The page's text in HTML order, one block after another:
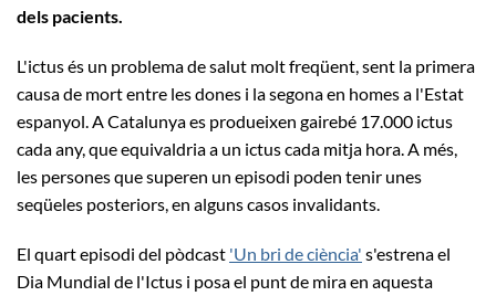
dels pacients.
L'ictus és un problema de salut molt freqüent, sent la primera
causa de mort entre les dones i la segona en homes a l'Estat
espanyol. A Catalunya es produeixen gairebé 17.000 ictus
cada any, que equivaldria a un ictus cada mitja hora. A més,
les persones que superen un episodi poden tenir unes
seqüeles posteriors, en alguns casos invalidants.
El quart episodi del pòdcast 'Un bri de ciència' s'estrena el
Dia Mundial de l'Ictus i posa el punt de mira en aquesta